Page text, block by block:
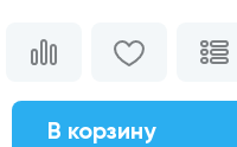
В корзину